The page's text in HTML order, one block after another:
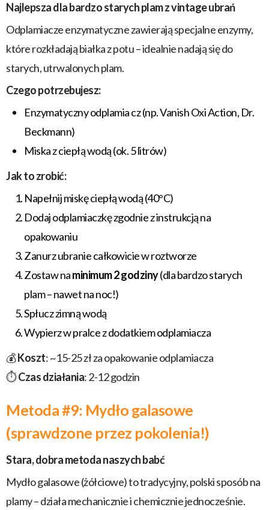
Najlepsza dla bardzo starych plam z vintage ubrań
Odplamiacze enzymatyczne zawierają specjalne enzymy,
które rozkładają białka z potu – idealnie nadają się do
starych, utrwalonych plam.
Czego potrzebujesz:
Enzymatyczny odplamia cz (np. Vanish Oxi Action, Dr.
Beckmann)
Miska z ciepłą wodą (ok. 5 litrów)
Jak to zrobić:
Napełnij miskę ciepłą wodą (40°C)
Dodaj odplamiaczkę zgodnie z instrukcją na
opakowaniu
Zanurz ubranie całkowicie w roztworze
Zostaw naminimum 2 godziny(dla bardzo starych
plam – nawet na noc!)
Spłucz zimną wodą
Wypierz w pralce z dodatkiem odplamiacza
💰Koszt: ~15-25 zł za opakowanie odplamiacza
⏱️Czas działania: 2-12 godzin
Metoda #9: Mydło galasowe
(sprawdzone przez pokolenia!)
Stara, dobra metoda naszych babć
Mydło galasowe (żółciowe) to tradycyjny, polski sposób na
plamy – działa mechanicznie i chemicznie jednocześnie.